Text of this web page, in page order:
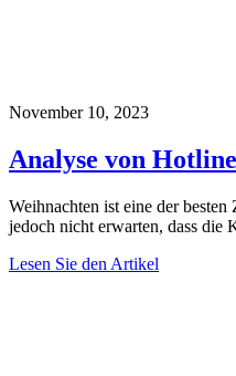
November 10, 2023
Analyse von
Weihnachten ist eine der
jedoch nicht erwarten, dass die
Lesen Sie den Artikel